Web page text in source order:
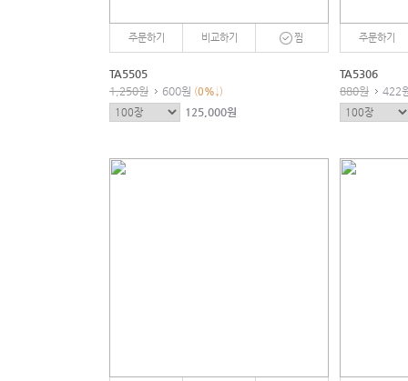
주문하기 비교하기 찜
TA5505
1,250원
600원 (0%↓)
125,000원
주문하기
TA5306
880원
422